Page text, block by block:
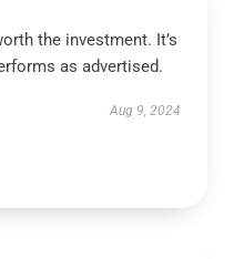
the investment. It’s
as advertised.
Aug 9, 2024